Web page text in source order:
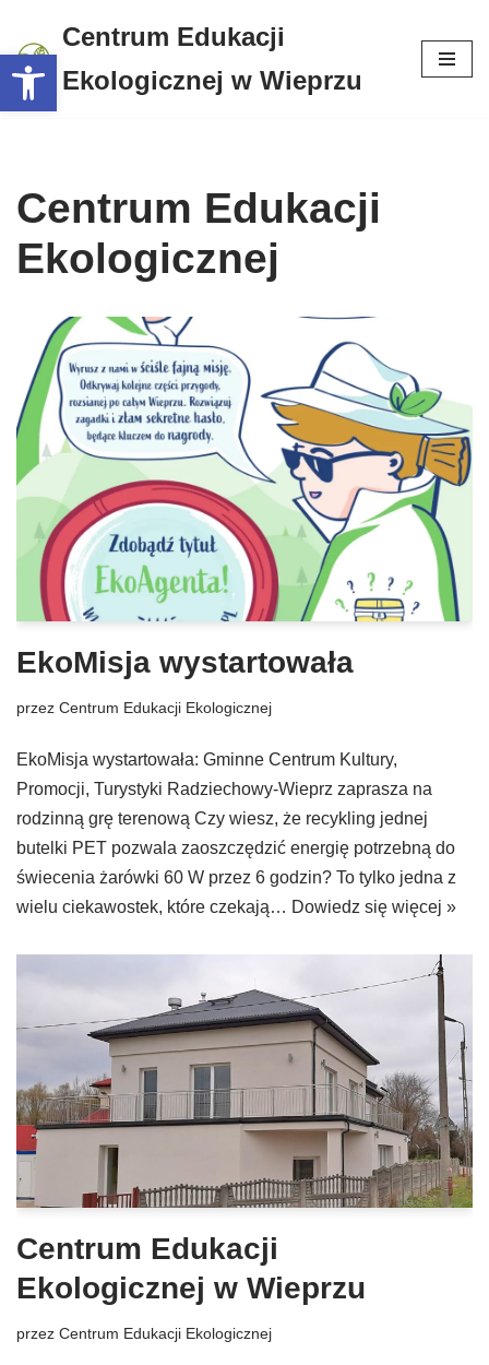
Otwórz pasek narzędzi
Przejdź
do
Centrum Edukacji
Ekologicznej w Wieprzu
Centrum Edukacji
Ekologicznej
EkoMisja wystartowała
przez Centrum Edukacji Ekologicznej
EkoMisja wystartowała: Gminne Centrum Kultury,
Promocji, Turystyki Radziechowy-Wieprz zaprasza na
rodzinną grę terenową Czy wiesz, że recykling jednej
butelki PET pozwala zaoszczędzić energię potrzebną do
świecenia żarówki 60 W przez 6 godzin? To tylko jedna z
wielu ciekawostek, które czekają… Dowiedz się więcej »
Centrum Edukacji
Ekologicznej w Wieprzu
przez Centrum Edukacji Ekologicznej